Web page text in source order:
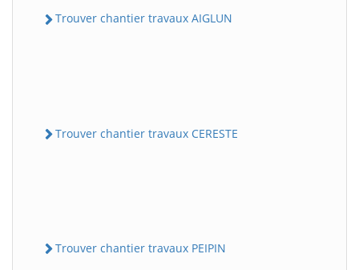
Trouver chantier travaux AIGLUN
Trouver chantier travaux CERESTE
Trouver chantier travaux PEIPIN